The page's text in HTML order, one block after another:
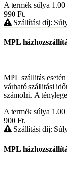
A termék súlya 1.00
990 Ft.
Szállítási díj:
MPL
MPL szállitás
várható szállitási
számolni. A
A termék súlya 1.00
900 Ft.
Szállítási díj:
MPL